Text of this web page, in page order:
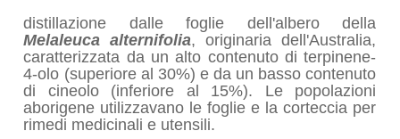
distillazione dalle foglie dell'albero della
Melaleuca alternifolia, originaria dell'Australia,
caratterizzata da un alto contenuto di terpinene-
4-olo (superiore al 30%) e da un basso contenuto
di cineolo (inferiore al 15%). Le popolazioni
aborigene utilizzavano le foglie e la corteccia per
rimedi medicinali e utensili.